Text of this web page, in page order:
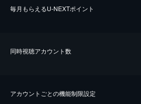
毎⽉もらえるU-NEXTポイント
同時視聴アカウント数
アカウントごとの機能制限設定